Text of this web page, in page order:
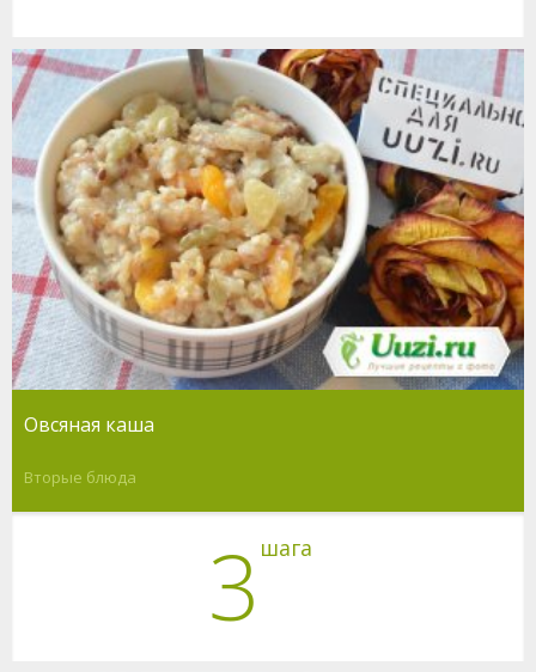
Овсяная каша
Вторые блюда
3 шага